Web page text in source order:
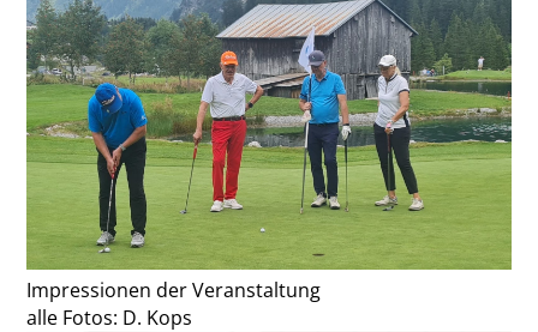
Impressionen der Veranstaltung
alle Fotos: D. Kops